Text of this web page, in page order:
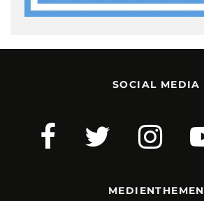
SOCIAL MEDIA
MEDIENTHEMEN